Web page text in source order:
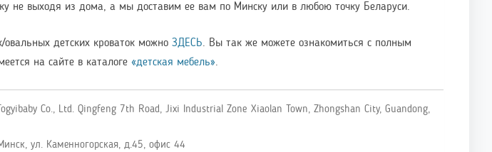
не выходя из дома, а мы доставим ее вам по Минску или в любою точку Беларуси.
овальных детских кроваток можно ЗДЕСЬ. Вы так же можете ознакомиться с полным
на сайте в каталоге «детская мебель».
Co., Ltd. Qingfeng 7th Road, Jixi Industrial Zone Xiaolan Town, Zhongshan City, Guandong,
ул. Каменногорская, д.45, офис 44